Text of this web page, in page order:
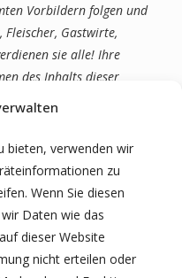
bieten, verwenden wir
zu
Wenn Sie diesen
Daten wie das
dieser Website
nicht erteilen oder
Vorbildern folgen und
Fleischer, Gastwirte,
sie alle! Ihre
des Inhalts dieser
Gedanken reifen zu
zu nehmen.“
und zu Papier
ihren Widerhall finden.